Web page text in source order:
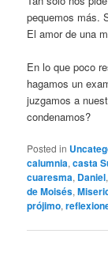
pequemos más.
El amor de una
En lo que poco
hagamos un
juzgamos a
condenamos?
Posted in
calumnia,casta
cuaresma, Daniel
de Moisés,
prójimo,